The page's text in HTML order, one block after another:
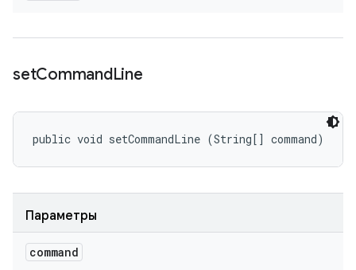
setCommandLine
public void setCommandLine (String[] command)
Параметры
command